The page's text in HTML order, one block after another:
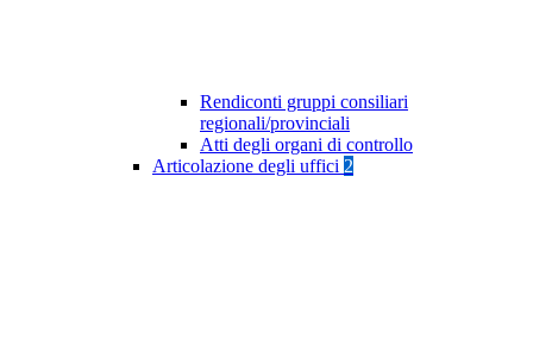
Rendiconti gruppi consiliari
regionali/provinciali
Atti degli organi di controllo
Articolazione degli uffici 2